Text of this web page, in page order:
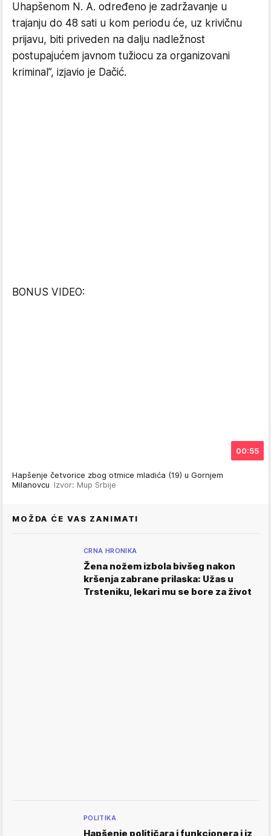
Uhapšenom N. A. određeno je zadržavanje u
trajanju do 48 sati u kom periodu će, uz krivičnu
prijavu, biti priveden na dalju nadležnost
postupajućem javnom tužiocu za organizovani
kriminal”, izjavio je Dačić.
BONUS VIDEO:
00:55
Hapšenje četvorice zbog otmice mladića (19) u Gornjem
Milanovcu Izvor: Mup Srbije
MOŽDA ĆE VAS ZANIMATI
CRNA HRONIKA
Žena nožem izbola bivšeg nakon
kršenja zabrane prilaska: Užas u
Trsteniku, lekari mu se bore za život
POLITIKA
Hapšenje političara i funkcionera i iz